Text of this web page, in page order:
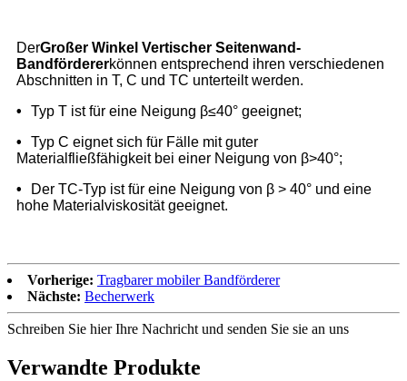
DerGroßer Winkel Vertischer Seitenwand-
Bandfördererkönnen entsprechend ihren verschiedenen
Abschnitten in T, C und TC unterteilt werden.
•
Typ T ist für eine Neigung β≤40° geeignet;
•
Typ C eignet sich für Fälle mit guter
Materialfließfähigkeit bei einer Neigung von β>40°;
•
Der TC-Typ ist für eine Neigung von β > 40° und eine
hohe Materialviskosität geeignet.
Vorherige: Tragbarer mobiler Bandförderer
Nächste: Becherwerk
Schreiben Sie hier Ihre Nachricht und senden Sie sie an uns
Verwandte Produkte